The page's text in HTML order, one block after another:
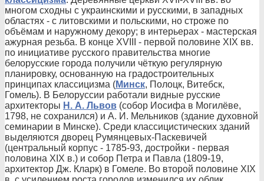
многом сходны с украинскими и русскими, в западных
областях - с литовскими и польскими, но строже по
объёмам и наружному декору; в интерьерах - мастерская
ажурная резьба. В конце XVIII - первой половине XIX вв.
по инициативе русского правительства многие
белорусские города получили чёткую регулярную
планировку, основанную на градостроительных
принципах классицизма (Минск, Полоцк, Витебск,
Гомель). В Белоруссии работали видные русские
архитекторы Н. А. Львов (собор Иосифа в Могилёве,
1798, не сохранился) и А. И. Мельников (здание духовной
семинарии в Минске). Среди классицистических зданий
выделяются дворец Румянцевых-Паскевичей
(центральный корпус - 1785-93, достройки - первая
половина XIX в.) и собор Петра и Павла (1809-19,
архитектор Дж. Кларк) в Гомеле. Во второй половине XIX